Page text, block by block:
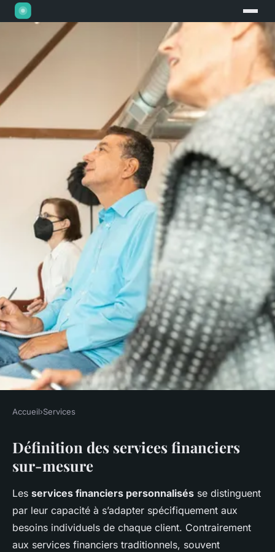
Les Services Financiers Sur-
Mesure : Une Évolution
Incontournable ou Simple
Mode?
5 avril 2025 6 min de lecture
Accueil›Services
Définition des services financiers
sur-mesure
Les services financiers personnalisés se distinguent
par leur capacité à s’adapter spécifiquement aux
besoins individuels de chaque client. Contrairement
aux services financiers traditionnels, souvent